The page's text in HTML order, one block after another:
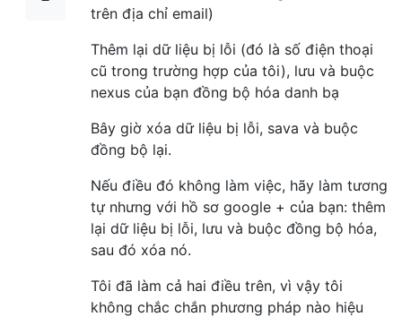
trên địa chỉ email)
Thêm lại dữ liệu bị lỗi (đó là số điện thoại
cũ trong trường hợp của tôi), lưu và buộc
nexus của bạn đồng bộ hóa danh bạ
Bây giờ xóa dữ liệu bị lỗi, sava và buộc
đồng bộ lại.
Nếu điều đó không làm việc, hãy làm tương
tự nhưng với hồ sơ google + của bạn: thêm
lại dữ liệu bị lỗi, lưu và buộc đồng bộ hóa,
sau đó xóa nó.
Tôi đã làm cả hai điều trên, vì vậy tôi
không chắc chắn phương pháp nào hiệu